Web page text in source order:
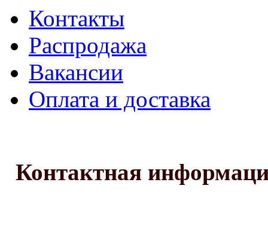
Контакты
Распродажа
Вакансии
Оплата и доставка
Контактная